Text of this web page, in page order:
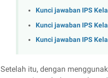
Kunci jawaban IPS
Kunci jawaban IPS
Kunci jawaban IPS
Setelah itu, dengan